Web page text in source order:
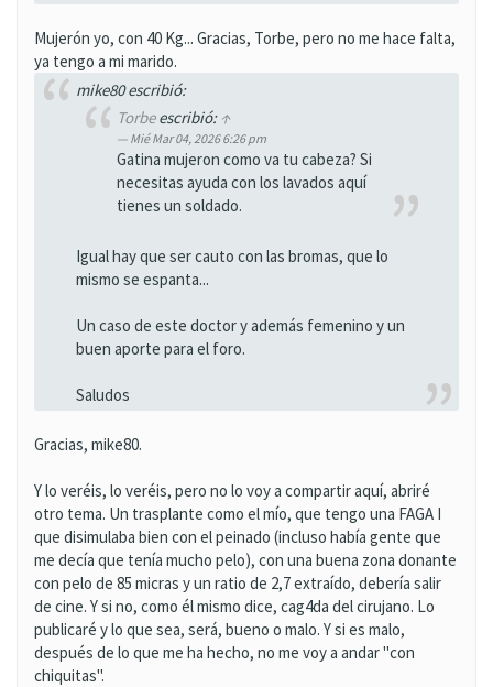
Mujerón yo, con 40 Kg... Gracias, Torbe, pero no me hace falta,
ya tengo a mi marido.
mike80 escribió:
Torbeescribió: ↑
Mié Mar 04, 2026 6:26 pm
Gatina mujeron como va tu cabeza? Si
necesitas ayuda con los lavados aquí
tienes un soldado.
Igual hay que ser cauto con las bromas, que lo
mismo se espanta...
Un caso de este doctor y además femenino y un
buen aporte para el foro.
Saludos
Gracias, mike80.
Y lo veréis, lo veréis, pero no lo voy a compartir aquí, abriré
otro tema. Un trasplante como el mío, que tengo una FAGA I
que disimulaba bien con el peinado (incluso había gente que
me decía que tenía mucho pelo), con una buena zona donante
con pelo de 85 micras y un ratio de 2,7 extraído, debería salir
de cine. Y si no, como él mismo dice, cag4da del cirujano. Lo
publicaré y lo que sea, será, bueno o malo. Y si es malo,
después de lo que me ha hecho, no me voy a andar "con
chiquitas".